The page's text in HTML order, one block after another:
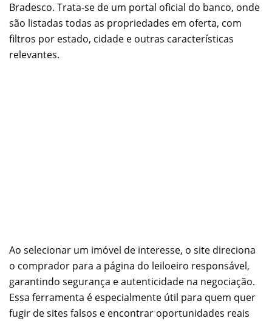
Bradesco. Trata-se de um portal oficial do banco, onde
são listadas todas as propriedades em oferta, com
filtros por estado, cidade e outras características
relevantes.
Ao selecionar um imóvel de interesse, o site direciona
o comprador para a página do leiloeiro responsável,
garantindo segurança e autenticidade na negociação.
Essa ferramenta é especialmente útil para quem quer
fugir de sites falsos e encontrar oportunidades reais